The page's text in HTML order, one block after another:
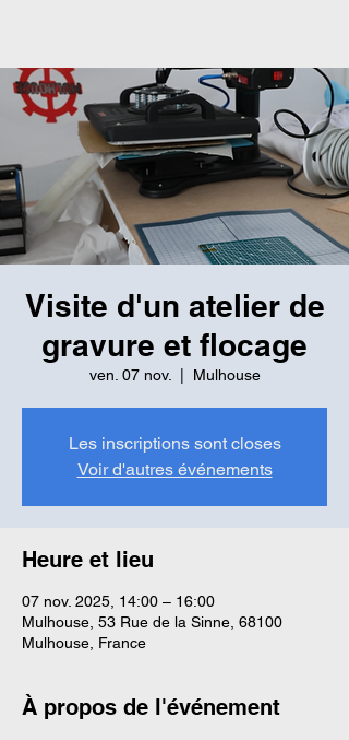
Visite d'un atelier de
gravure et flocage
ven. 07 nov. Mulhouse
Les inscriptions sont closes
Voir d'autres événements
Heure et lieu
07 nov. 2025, 14:00 – 16:00
Mulhouse, 53 Rue de la Sinne, 68100
Mulhouse, France
À propos de l'événement